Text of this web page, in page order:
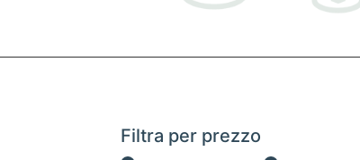
Filtra per prezzo